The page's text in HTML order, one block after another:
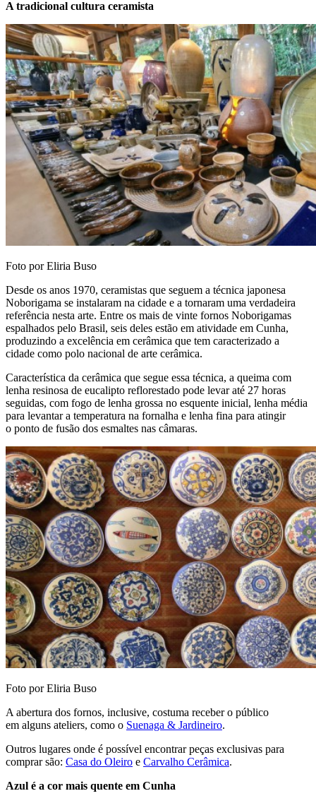
A tradicional cultura ceramista
Foto por Eliria Buso
Desde os anos 1970, ceramistas que seguem a técnica japonesa
Noborigama se instalaram na cidade e a tornaram uma verdadeira
referência nesta arte. Entre os mais de vinte fornos Noborigamas
espalhados pelo Brasil, seis deles estão em atividade em Cunha,
produzindo a excelência em cerâmica que tem caracterizado a
cidade como polo nacional de arte cerâmica.
Característica da cerâmica que segue essa técnica, a queima com
lenha resinosa de eucalipto reflorestado pode levar até 27 horas
seguidas, com fogo de lenha grossa no esquente inicial, lenha média
para levantar a temperatura na fornalha e lenha fina para atingir
o ponto de fusão dos esmaltes nas câmaras.
Foto por Eliria Buso
A abertura dos fornos, inclusive, costuma receber o público
em alguns ateliers, como o Suenaga & Jardineiro.
Outros lugares onde é possível encontrar peças exclusivas para
comprar são: Casa do Oleiro e Carvalho Cerâmica.
Azul é a cor mais quente em Cunha